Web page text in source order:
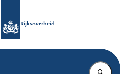
Rijksoverheid